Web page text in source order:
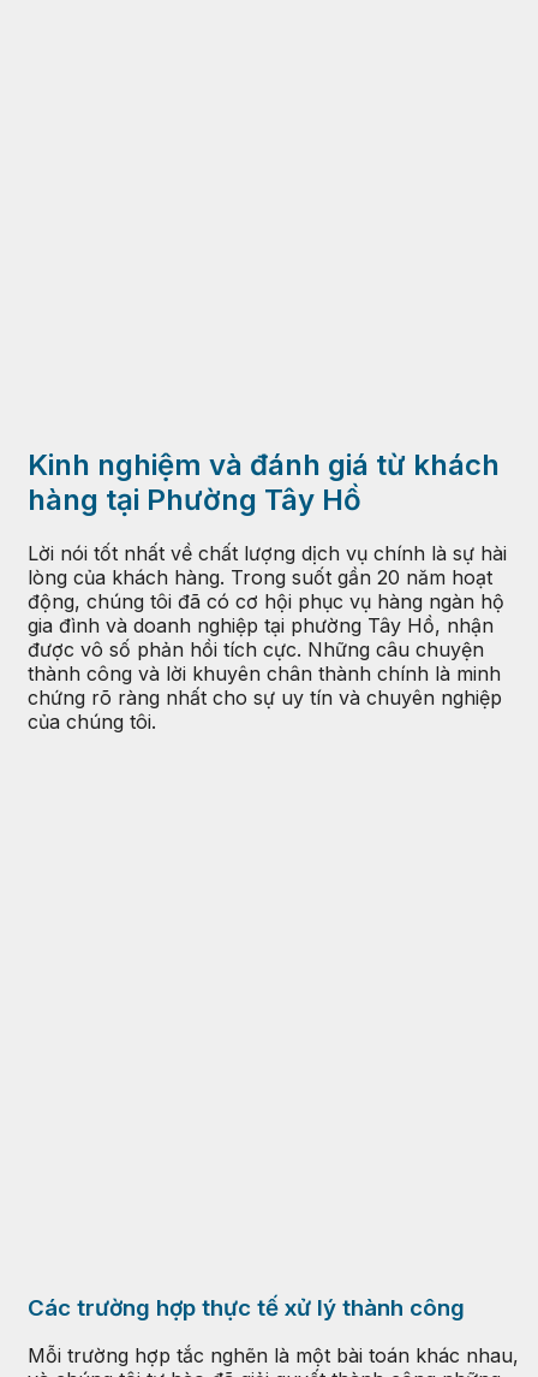
Kinh nghiệm và đánh giá từ khách
hàng tại Phường Tây Hồ
Lời nói tốt nhất về chất lượng dịch vụ chính là sự hài
lòng của khách hàng. Trong suốt gần 20 năm hoạt
động, chúng tôi đã có cơ hội phục vụ hàng ngàn hộ
gia đình và doanh nghiệp tại phường Tây Hồ, nhận
được vô số phản hồi tích cực. Những câu chuyện
thành công và lời khuyên chân thành chính là minh
chứng rõ ràng nhất cho sự uy tín và chuyên nghiệp
của chúng tôi.
Các trường hợp thực tế xử lý thành công
Mỗi trường hợp tắc nghẽn là một bài toán khác nhau,